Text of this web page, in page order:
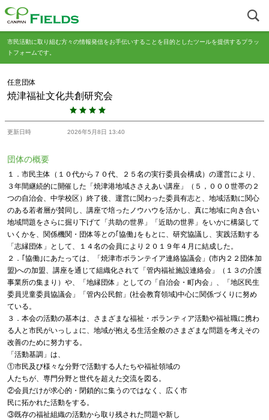
市民活動に取り組む方々の情報発信をお手伝いすることを目的としたツールを提供するプラッ
トフォームです。
任意団体
焼津福祉文化共創研究会
更新日時 2026年5月8日 13:40
団体の概要
１．市民主体（１０代から７０代、２５名の実行委員会構成）の運営により、
３年間継続的に開催した「焼津港地域ささえあい講座」（５，０００世帯の２
つの自治会、中学校区）終了後、運営に関わった委員有志と、地域活動に関心
のある若者層が賛同し、講座で培ったノウハウを活かし、真に地域に向き合い
地域問題をさらに掘り下げて「共助の世界」「近助の世界」をいかに構築して
いくかを、関係機関・団体等との｢協働｣をもとに、研究協議し、実践活動する
「志縁団体」として、１４名の会員により２０１９年４月に結成した。
２．｢協働｣にあたっては、「焼津市ボランテイア連絡協議会」(市内２２団体加
盟)への加盟、講座を通じて組織化されて「管内福祉施設連絡会」（１３の介護
事業所の集まり）や、「地縁団体」としての「自治会・町内会」、「地区民生
委員児童委員協議会」「管内公民館」(社会教育領域)中心に関係づくりに努め
ている。
３．本会の活動の基本は、さまざまな福祉・ボランティア活動や福祉職に携わ
る人と市民がいっしょに、地域が抱える生活全般のさまざまな問題を考えその
改善のために努力する。
「活動基調」は、
①市民及び様々な分野で活動する人たちや福祉領域の
人たちが、専門分野と世代を超えた交流を図る。
②会員だけが求心的・閉鎖的に集うのではなく、広く市
民に拓かれた活動をする。
③既存の福祉組織の活動から取り残された問題や新し